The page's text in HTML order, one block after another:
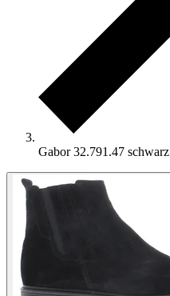
Gabor 32.791.47 schwarz